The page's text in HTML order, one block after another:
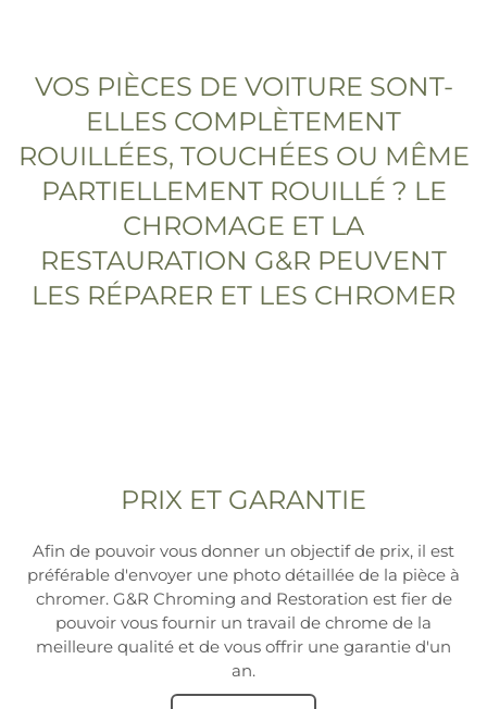
VOS PIÈCES DE VOITURE SONT-
ELLES COMPLÈTEMENT
ROUILLÉES, TOUCHÉES OU MÊME
PARTIELLEMENT ROUILLÉ ? LE
CHROMAGE ET LA
RESTAURATION G&R PEUVENT
LES RÉPARER ET LES CHROMER
PRIX ET GARANTIE
Afin de pouvoir vous donner un objectif de prix, il est
préférable d'envoyer une photo détaillée de la pièce à
chromer. G&R Chroming and Restoration est fier de
pouvoir vous fournir un travail de chrome de la
meilleure qualité et de vous offrir une garantie d'un
an.